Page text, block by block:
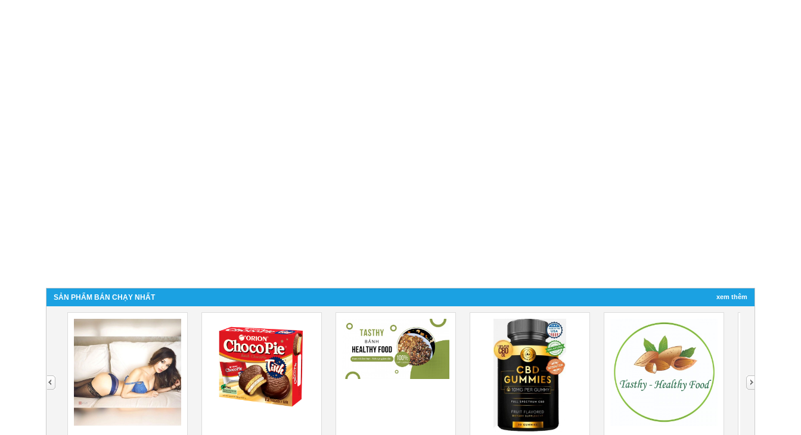
SẢN PHẨM BÁN CHẠY NHẤT xem thêm
next